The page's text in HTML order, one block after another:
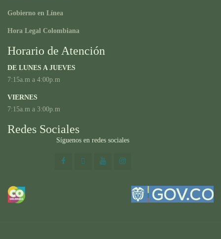
Gobierno en Línea
Hora Legal Colombiana
Horario de Atención
DE LUNES A JUEVES
7:15a.m a 4:00p.m
VIERNES
7:15a.m a 3:00p.m
Redes Sociales
Síguenos en redes sociales